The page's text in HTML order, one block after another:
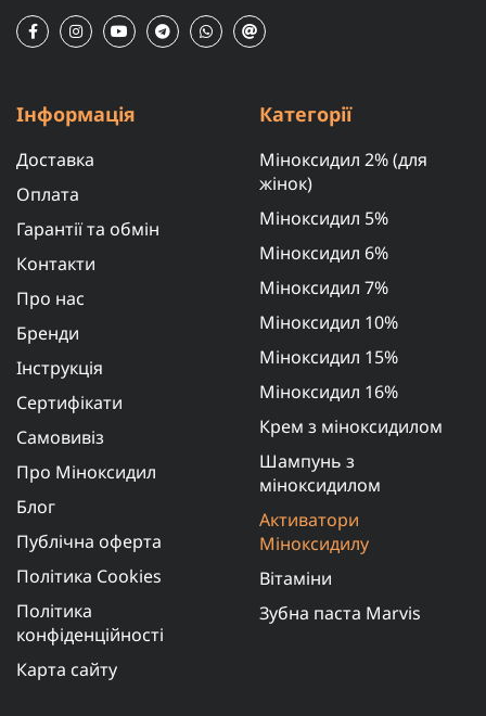
Інформація
Доставка
Оплата
Гарантії та обмін
Контакти
Про нас
Бренди
Інструкція
Сертифікати
Самовивіз
Про Міноксидил
Блог
Публічна оферта
Політика Cookies
Політика
конфіденційності
Карта сайту
Категорії
Міноксидил 2% (для
жінок)
Міноксидил 5%
Міноксидил 6%
Міноксидил 7%
Міноксидил 10%
Міноксидил 15%
Міноксидил 16%
Крем з міноксидилом
Шампунь з
міноксидилом
Активатори
Міноксидилу
Вітаміни
Зубна паста Marvis